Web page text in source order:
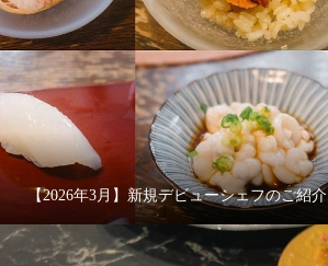
【2026年3月】新規デビューシェフのご紹介